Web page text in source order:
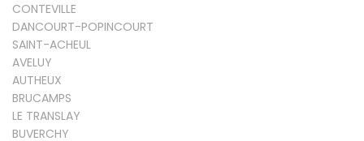
CONTEVILLE
DANCOURT-POPINCOURT
SAINT-ACHEUL
AVELUY
AUTHEUX
BRUCAMPS
LE TRANSLAY
BUVERCHY